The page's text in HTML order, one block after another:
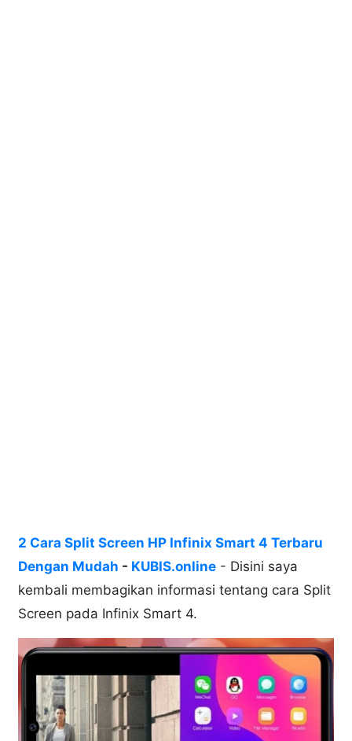
2 Cara Split Screen HP Infinix Smart 4 Terbaru
Dengan Mudah - KUBIS.online - Disini saya
kembali membagikan informasi tentang cara Split
Screen pada Infinix Smart 4.